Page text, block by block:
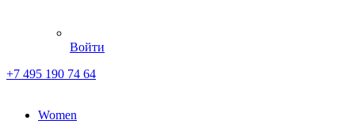
Войти
+7 495 190 74 64
Women